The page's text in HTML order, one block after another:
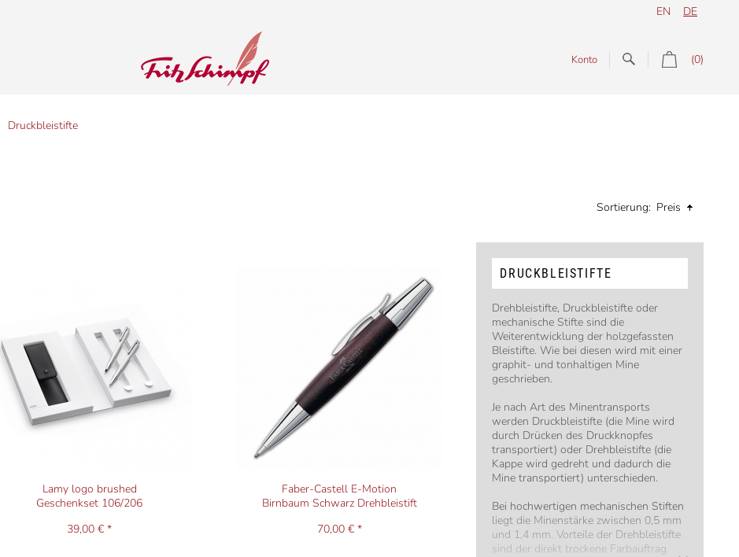
DE
EN
(0)
Konto
Druckbleistifte
Sortierung: Preis
DRUCKBLEISTIFTE
Drehbleistifte, Druckbleistifte oder
mechanische Stifte sind die
Weiterentwicklung der holzgefassten
Bleistifte. Wie bei diesen wird mit einer
graphit- und tonhaltigen Mine
geschrieben.
Je nach Art des Minentransports
werden Druckbleistifte (die Mine wird
durch Drücken des Druckknopfes
transportiert) oder Drehbleistifte (die
Kappe wird gedreht und dadurch die
Mine transportiert) unterschieden.
Bei hochwertigen mechanischen Stiften
liegt die Minenstärke zwischen 0,5 mm
und 1,4 mm. Vorteile der Drehbleistifte
sind der direkt trockene Farbauftrag
Lamy logo brushed
Geschenkset 106/206
39,00 € *
Faber-Castell E-Motion
Birnbaum Schwarz Drehbleistift
70,00 € *